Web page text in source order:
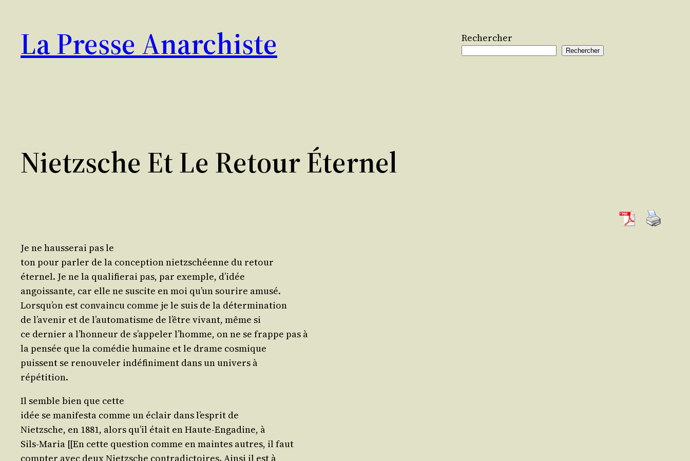
contenu
La Presse Anarchiste Rechercher
Rechercher
Nietzsche Et Le Retour Éternel
Je ne haus­se­rai pas le
ton pour par­ler de la concep­tion nietz­schéenne du retour
éter­nel. Je ne la qua­li­fie­rai pas, par exemple, d’idée
angois­sante, car elle ne sus­cite en moi qu’un sou­rire amusé.
Lors­qu’on est convain­cu comme je le suis de la détermination
de l’a­ve­nir et de l’au­to­ma­tisme de l’être vivant, même si
ce der­nier a l’hon­neur de s’ap­pe­ler l’homme, on ne se frappe pas à
la pen­sée que la comé­die humaine et le drame cosmique
puissent se renou­ve­ler indé­fi­ni­ment dans un uni­vers à
répétition.
Il semble bien que cette
idée se mani­fes­ta comme un éclair dans l’es­prit de
Nietzsche, en 1881, alors qu’il était en Haute-Enga­dine, à
Sils-Maria [[En cette ques­tion comme en maintes autres, il faut
comp­ter avec deux Nietzsche contra­dic­toires. Ain­si il est à